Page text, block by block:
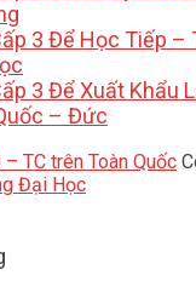
3 Để Học Tiếp –
3 Để Xuất Khẩu
– Đức
TC trên Toàn Quốc
Đại Học